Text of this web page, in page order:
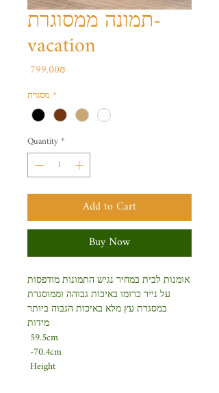
תמונה ממסוגרת-
vacation
‏799.00 ‏₪Price
מסגרת*
Quantity*
Add to Cart
Buy Now
אומנות לבית במחיר נגיש התמונות מודפסות
על נייר כרומו באיכות גבוהה וממוסגרת
במסגרת עץ מלא באיכות הגבוה ביותר
מידות
59.5cm
70.4cm-
Height